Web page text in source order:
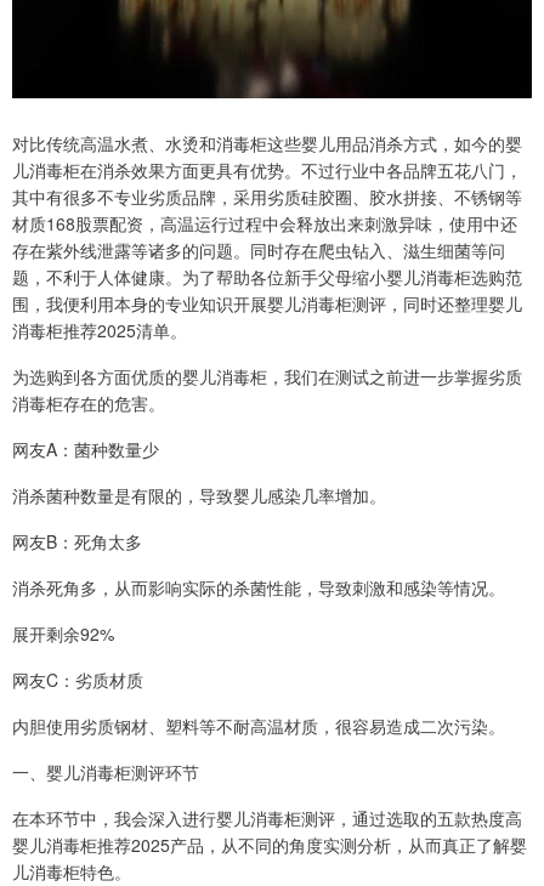
对比传统高温水煮、水烫和消毒柜这些婴儿用品消杀方式，如今的婴
儿消毒柜在消杀效果方面更具有优势。不过行业中各品牌五花八门，
其中有很多不专业劣质品牌，采用劣质硅胶圈、胶水拼接、不锈钢等
材质168股票配资，高温运行过程中会释放出来刺激异味，使用中还
存在紫外线泄露等诸多的问题。同时存在爬虫钻入、滋生细菌等问
题，不利于人体健康。为了帮助各位新手父母缩小婴儿消毒柜选购范
围，我便利用本身的专业知识开展婴儿消毒柜测评，同时还整理婴儿
消毒柜推荐2025清单。
为选购到各方面优质的婴儿消毒柜，我们在测试之前进一步掌握劣质
消毒柜存在的危害。
网友A：菌种数量少
消杀菌种数量是有限的，导致婴儿感染几率增加。
网友B：死角太多
消杀死角多，从而影响实际的杀菌性能，导致刺激和感染等情况。
展开剩余92%
网友C：劣质材质
内胆使用劣质钢材、塑料等不耐高温材质，很容易造成二次污染。
一、婴儿消毒柜测评环节
在本环节中，我会深入进行婴儿消毒柜测评，通过选取的五款热度高
婴儿消毒柜推荐2025产品，从不同的角度实测分析，从而真正了解婴
儿消毒柜特色。